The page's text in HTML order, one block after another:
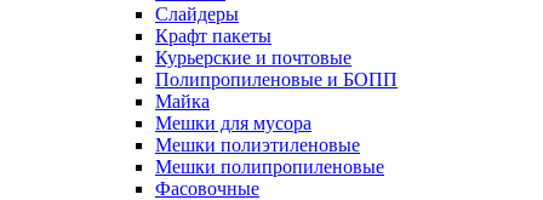
Слайдеры
Крафт пакеты
Курьерские и почтовые
Полипропиленовые и БОПП
Майка
Мешки для мусора
Мешки полиэтиленовые
Мешки полипропиленовые
Фасовочные